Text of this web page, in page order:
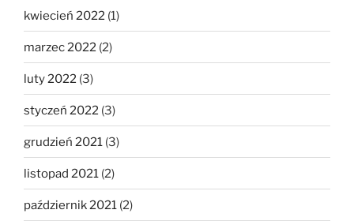
kwiecień 2022 (1)
marzec 2022 (2)
luty 2022 (3)
styczeń 2022 (3)
grudzień 2021 (3)
listopad 2021 (2)
październik 2021 (2)